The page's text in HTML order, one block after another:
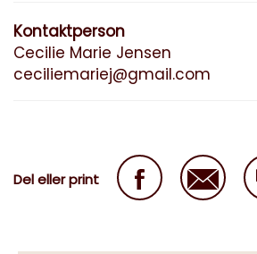
Kontaktperson
Cecilie Marie Jensen
ceciliemariej@gmail.com
Del eller print